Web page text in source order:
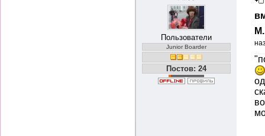
Пользователи
Junior Boarder
Постов: 24